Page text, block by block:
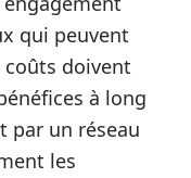
qui peuvent
coûts doivent
à long
par un réseau
les